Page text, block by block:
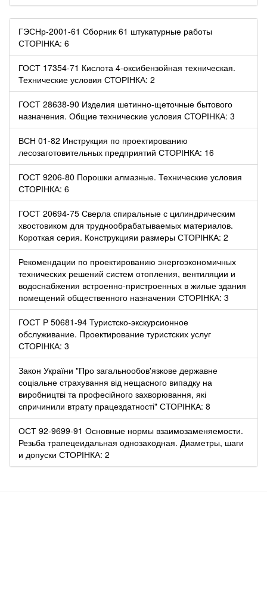
ГЭСНр-2001-61 Сборник 61 штукатурные работы
СТОРІНКА: 6
ГОСТ 17354-71 Кислота 4-оксибензойная техническая.
Технические условия СТОРІНКА: 2
ГОСТ 28638-90 Изделия шетинно-щеточные бытового
назначения. Общие технические условия СТОРІНКА: 3
ВСН 01-82 Инструкция по проектированию
лесозаготовительных предприятий СТОРІНКА: 16
ГОСТ 9206-80 Порошки алмазные. Технические условия
СТОРІНКА: 6
ГОСТ 20694-75 Сверла спиральные с цилиндрическим
хвостовиком для труднообрабатываемых материалов.
Короткая серия. Конструкцияи размеры СТОРІНКА: 2
Рекомендации по проектированию энергоэкономичных
технических решений систем отопления, вентиляции и
водоснабжения встроенно-пристроенных в жилые здания
помещений общественного назначения СТОРІНКА: 3
ГОСТ Р 50681-94 Туристско-экскурсионное
обслуживание. Проектирование туристских услуг
СТОРІНКА: 3
Закон України "Про загальнообов'язкове державне
соціальне страхування від нещасного випадку на
виробництві та професійного захворювання, які
спричинили втрату працездатності" СТОРІНКА: 8
ОСТ 92-9699-91 Основные нормы взаимозаменяемости.
Резьба трапецеидальная однозаходная. Диаметры, шаги
и допуски СТОРІНКА: 2